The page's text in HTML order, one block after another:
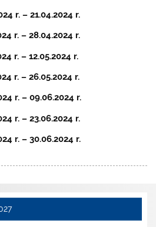
r. – 21.04.2024 r.
r. – 28.04.2024 r.
r. – 12.05.2024 r.
r. – 26.05.2024 r.
r. – 09.06.2024 r.
r. – 23.06.2024 r.
r. – 30.06.2024 r.